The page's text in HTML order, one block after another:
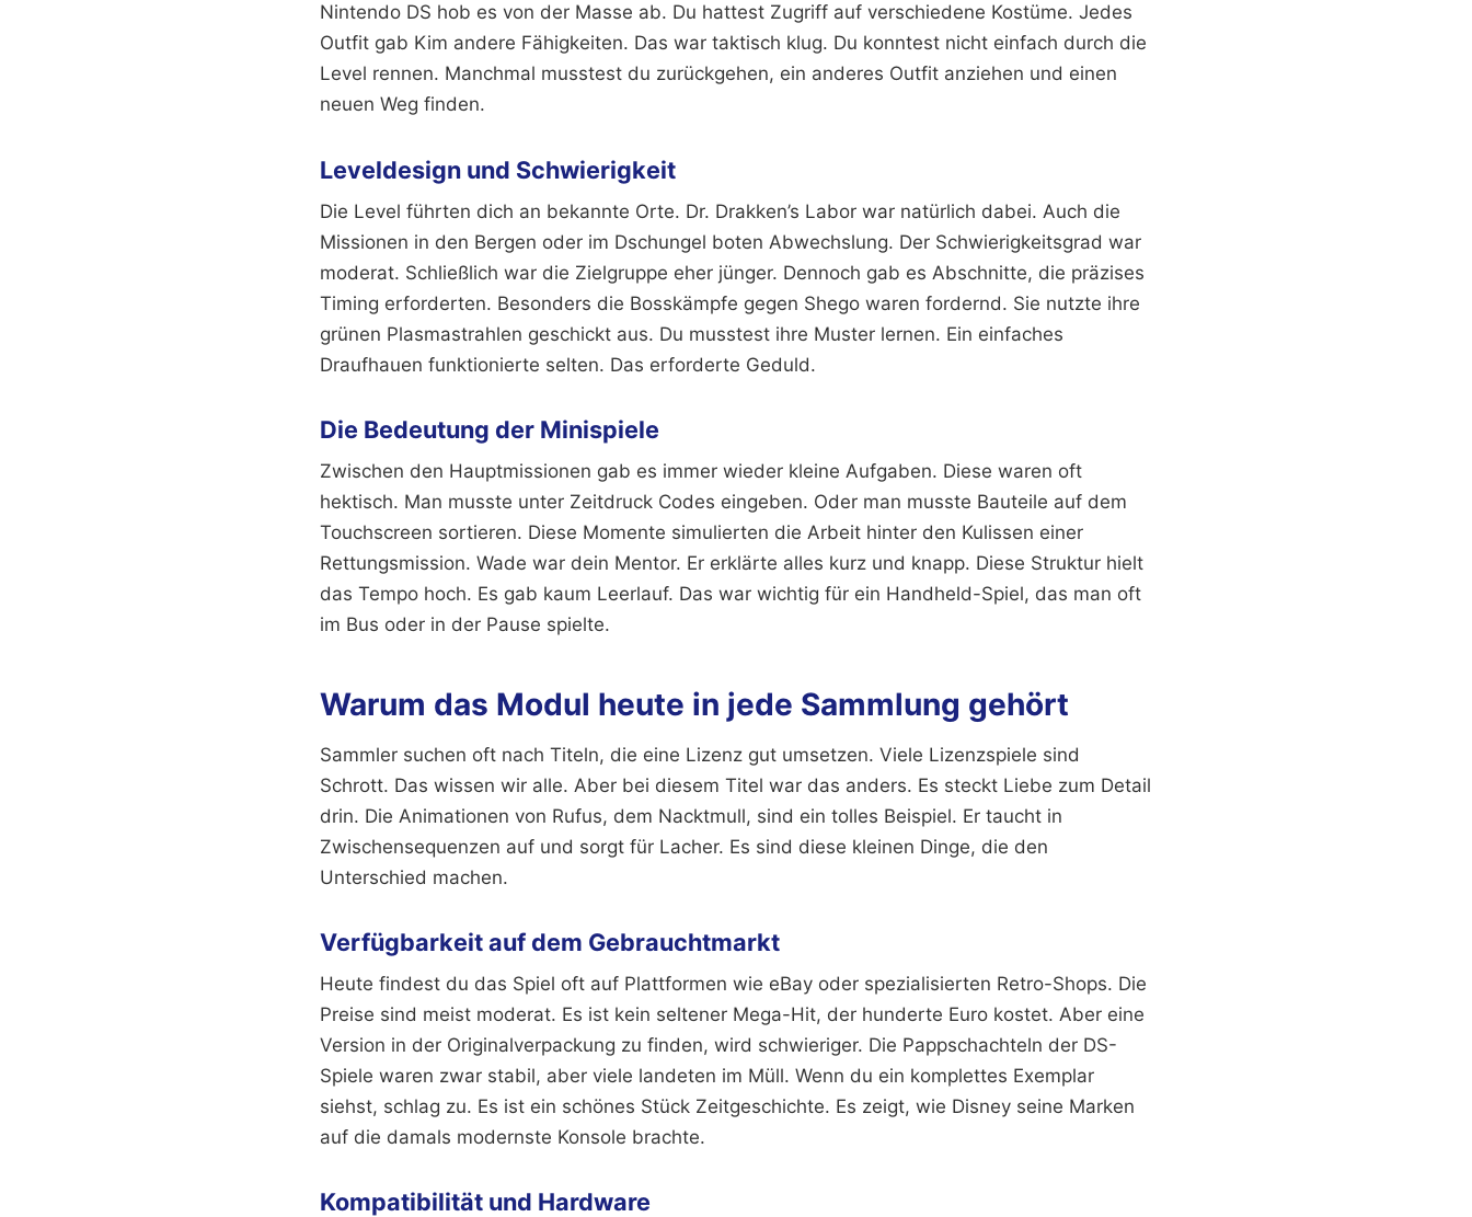
Nintendo DS hob es von der Masse ab. Du hattest Zugriff auf verschiedene Kostüme. Jedes
Outfit gab Kim andere Fähigkeiten. Das war taktisch klug. Du konntest nicht einfach durch die
Level rennen. Manchmal musstest du zurückgehen, ein anderes Outfit anziehen und einen
neuen Weg finden.
Leveldesign und Schwierigkeit
Die Level führten dich an bekannte Orte. Dr. Drakken’s Labor war natürlich dabei. Auch die
Missionen in den Bergen oder im Dschungel boten Abwechslung. Der Schwierigkeitsgrad war
moderat. Schließlich war die Zielgruppe eher jünger. Dennoch gab es Abschnitte, die präzises
Timing erforderten. Besonders die Bosskämpfe gegen Shego waren fordernd. Sie nutzte ihre
grünen Plasmastrahlen geschickt aus. Du musstest ihre Muster lernen. Ein einfaches
Draufhauen funktionierte selten. Das erforderte Geduld.
Die Bedeutung der Minispiele
Zwischen den Hauptmissionen gab es immer wieder kleine Aufgaben. Diese waren oft
hektisch. Man musste unter Zeitdruck Codes eingeben. Oder man musste Bauteile auf dem
Touchscreen sortieren. Diese Momente simulierten die Arbeit hinter den Kulissen einer
Rettungsmission. Wade war dein Mentor. Er erklärte alles kurz und knapp. Diese Struktur hielt
das Tempo hoch. Es gab kaum Leerlauf. Das war wichtig für ein Handheld-Spiel, das man oft
im Bus oder in der Pause spielte.
Warum das Modul heute in jede Sammlung gehört
Sammler suchen oft nach Titeln, die eine Lizenz gut umsetzen. Viele Lizenzspiele sind
Schrott. Das wissen wir alle. Aber bei diesem Titel war das anders. Es steckt Liebe zum Detail
drin. Die Animationen von Rufus, dem Nacktmull, sind ein tolles Beispiel. Er taucht in
Zwischensequenzen auf und sorgt für Lacher. Es sind diese kleinen Dinge, die den
Unterschied machen.
Verfügbarkeit auf dem Gebrauchtmarkt
Heute findest du das Spiel oft auf Plattformen wie eBay oder spezialisierten Retro-Shops. Die
Preise sind meist moderat. Es ist kein seltener Mega-Hit, der hunderte Euro kostet. Aber eine
Version in der Originalverpackung zu finden, wird schwieriger. Die Pappschachteln der DS-
Spiele waren zwar stabil, aber viele landeten im Müll. Wenn du ein komplettes Exemplar
siehst, schlag zu. Es ist ein schönes Stück Zeitgeschichte. Es zeigt, wie Disney seine Marken
auf die damals modernste Konsole brachte.
Kompatibilität und Hardware